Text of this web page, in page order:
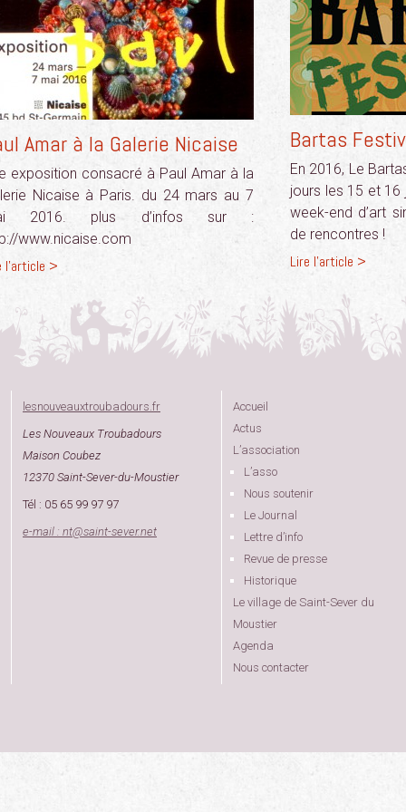
Amar à la Galerie Nicaise
exposition consacré à Paul Amar à la
Nicaise à Paris. du 24 mars au 7
2016. plus d’infos sur :
www.nicaise.com
l'article >
Bartas
En 2016, Le
jours les 15 et 16
week-end d’art
de rencontres !
Lire l'article >
lesnouveauxtroubadours.fr
Les Nouveaux Troubadours
Maison Coubez
12370 Saint-Sever-du-Moustier
Tél : 05 65 99 97 97
e-mail : nt@saint-sever.net
Accueil
Actus
L’association
L’asso
Nous soutenir
Le Journal
Lettre d’info
Revue de presse
Historique
Le village de Saint-Sever du
Moustier
Agenda
Nous contacter